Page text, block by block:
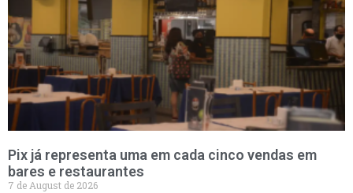
Pix já representa uma em cada cinco vendas em
bares e restaurantes
7 de August de 2026